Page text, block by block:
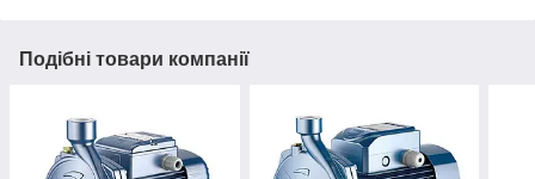
Подібні товари компанії